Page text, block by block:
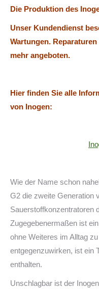
Die Produktion des
Unser Kundendienst
Wartungen.
mehr angeboten.
Hier finden Sie alle
von Inogen:
Wie der Name schon
G2 die zweite Generation
Sauerstoffkonzentratoren
Zugegebenermaßen ist
ohne Weiteres im Alltag
entgegenzuwirken, ist ein
enthalten.
Unschlagbar ist der